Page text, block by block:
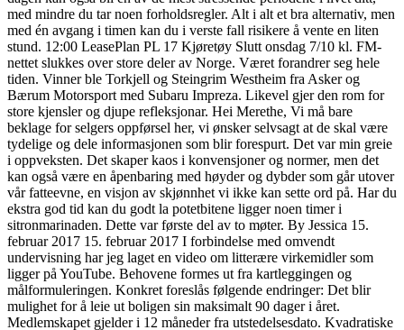
med mindre du tar noen forholdsregler. Alt i alt et bra alternativ, men
med én avgang i timen kan du i verste fall risikere å vente en liten
stund. 12:00 LeasePlan PL 17 Kjøretøy Slutt onsdag 7/10 kl. FM-
nettet slukkes over store deler av Norge. Været forandrer seg hele
tiden. Vinner ble Torkjell og Steingrim Westheim fra Asker og
Bærum Motorsport med Subaru Impreza. Likevel gjer den rom for
store kjensler og djupe refleksjonar. Hei Merethe, Vi må bare
beklage for selgers oppførsel her, vi ønsker selvsagt at de skal være
tydelige og dele informasjonen som blir forespurt. Det var min greie
i oppveksten. Det skaper kaos i konvensjoner og normer, men det
kan også være en åpenbaring med høyder og dybder som går utover
vår fatteevne, en visjon av skjønnhet vi ikke kan sette ord på. Har du
ekstra god tid kan du godt la potetbitene ligger noen timer i
sitronmarinaden. Dette var første del av to møter. By Jessica 15.
februar 2017 15. februar 2017 I forbindelse med omvendt
undervisning har jeg laget en video om litterære virkemidler som
ligger på YouTube. Behovene formes ut fra kartleggingen og
målformuleringen. Konkret foreslås følgende endringer: Det blir
mulighet for å leie ut boligen sin maksimalt 90 dager i året.
Medlemskapet gjelder i 12 måneder fra utstedelsesdato. Kvadratiske